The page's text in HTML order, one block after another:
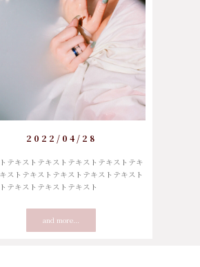
2022/04/28
テキストテキストテキストテキストテキ
ストテキストテキストテキストテキスト
テキストテキストテキスト
and more...